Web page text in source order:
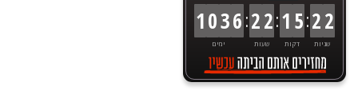
1036
ימים
:22
שעות
:15
דקות
:22
שניות